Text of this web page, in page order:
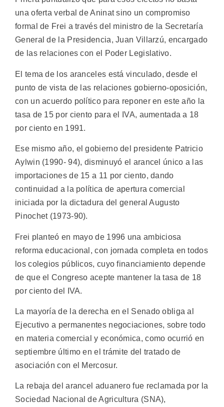
una oferta verbal de Aninat sino un compromiso
formal de Frei a través del ministro de la Secretaría
General de la Presidencia, Juan Villarzú, encargado
de las relaciones con el Poder Legislativo.
El tema de los aranceles está vinculado, desde el
punto de vista de las relaciones gobierno-oposición,
con un acuerdo político para reponer en este año la
tasa de 15 por ciento para el IVA, aumentada a 18
por ciento en 1991.
Ese mismo año, el gobierno del presidente Patricio
Aylwin (1990- 94), disminuyó el arancel único a las
importaciones de 15 a 11 por ciento, dando
continuidad a la política de apertura comercial
iniciada por la dictadura del general Augusto
Pinochet (1973-90).
Frei planteó en mayo de 1996 una ambiciosa
reforma educacional, con jornada completa en todos
los colegios públicos, cuyo financiamiento depende
de que el Congreso acepte mantener la tasa de 18
por ciento del IVA.
La mayoría de la derecha en el Senado obliga al
Ejecutivo a permanentes negociaciones, sobre todo
en materia comercial y económica, como ocurrió en
septiembre último en el trámite del tratado de
asociación con el Mercosur.
La rebaja del arancel aduanero fue reclamada por la
Sociedad Nacional de Agricultura (SNA),